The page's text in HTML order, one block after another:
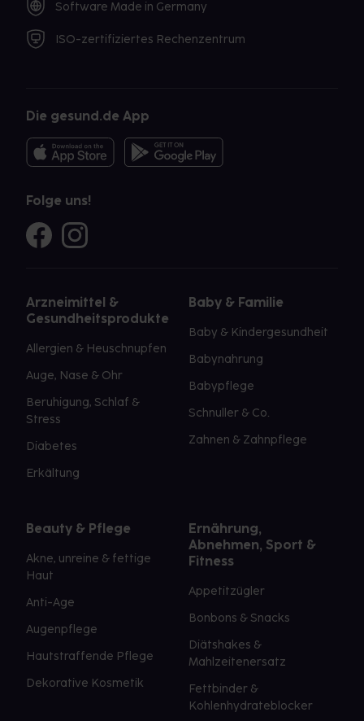
Software Made in Germany
ISO-zertifiziertes Rechenzentrum
Die gesund.de App
Folge uns!
Arzneimittel &
Gesundheitsprodukte
Allergien & Heuschnupfen
Auge, Nase & Ohr
Beruhigung, Schlaf &
Stress
Diabetes
Erkältung
Baby & Familie
Baby & Kindergesundheit
Babynahrung
Babypflege
Schnuller & Co.
Zahnen & Zahnpflege
Beauty & Pflege
Akne, unreine & fettige
Haut
Anti-Age
Augenpflege
Hautstraffende Pflege
Dekorative Kosmetik
Ernährung,
Abnehmen, Sport &
Fitness
Appetitzügler
Bonbons & Snacks
Diätshakes &
Mahlzeitenersatz
Fettbinder &
Kohlenhydrateblocker